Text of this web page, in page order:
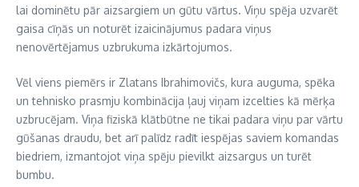
lai dominētu pār aizsargiem un gūtu vārtus. Viņu spēja uzvarēt
gaisa cīņās un noturēt izaicinājumus padara viņus
nenovērtējamus uzbrukuma izkārtojumos.
Vēl viens piemērs ir Zlatans Ibrahimovičs, kura auguma, spēka
un tehnisko prasmju kombinācija ļauj viņam izcelties kā mērķa
uzbrucējam. Viņa fiziskā klātbūtne ne tikai padara viņu par vārtu
gūšanas draudu, bet arī palīdz radīt iespējas saviem komandas
biedriem, izmantojot viņa spēju pievilkt aizsargus un turēt
bumbu.